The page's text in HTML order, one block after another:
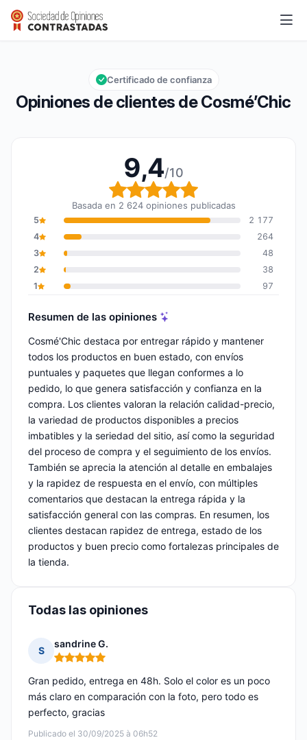
Cosmé’Chic
Calificación global: 9,4 de 10
9,4/10
Opiniones de clientes de Cosmé’Chic
Certificado de confianza
9,4/10
Calificación global: 9,4
Basada en 2 624 opiniones publicadas
5
2 177
4
264
3
48
2
38
1
97
Resumen de las opiniones
Cosmé'Chic destaca por entregar rápido y mantener
todos los productos en buen estado, con envíos
puntuales y paquetes que llegan conformes a lo
pedido, lo que genera satisfacción y confianza en la
compra. Los clientes valoran la relación calidad-precio,
la variedad de productos disponibles a precios
imbatibles y la seriedad del sitio, así como la seguridad
del proceso de compra y el seguimiento de los envíos.
También se aprecia la atención al detalle en embalajes
y la rapidez de respuesta en el envío, con múltiples
comentarios que destacan la entrega rápida y la
satisfacción general con las compras. En resumen, los
clientes destacan rapidez de entrega, estado de los
productos y buen precio como fortalezas principales de
la tienda.
Todas las opiniones
S
sandrine G.
Nota: 5 de 5
Publicado el 30/09/2025 à 06h52
Gran pedido, entrega en 48h. Solo el color es un poco
más claro en comparación con la foto, pero todo es
perfecto, gracias